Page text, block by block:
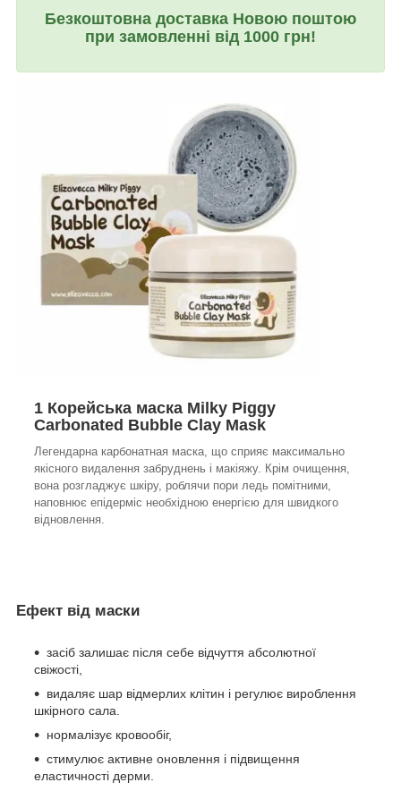
Безкоштовна доставка Новою поштою
при замовленні від 1000 грн!
1 Корейська маска Milky Piggy
Carbonated Bubble Clay Mask
Легендарна карбонатная маска, що сприяє максимально
якісного видалення забруднень і макіяжу. Крім очищення,
вона розгладжує шкіру, роблячи пори ледь помітними,
наповнює епідерміс необхідною енергією для швидкого
відновлення.
Ефект від маски
засіб залишає після себе відчуття абсолютної
свіжості,
видаляє шар відмерлих клітин і регулює вироблення
шкірного сала.
нормалізує кровообіг,
стимулює активне оновлення і підвищення
еластичності дерми.